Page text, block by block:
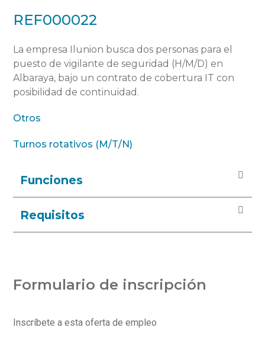
REF000022
La empresa Ilunion busca dos personas para el
puesto de vigilante de seguridad (H/M/D) en
Albaraya, bajo un contrato de cobertura IT con
posibilidad de continuidad.
Otros
Turnos rotativos (M/T/N)
Funciones
Requisitos
Formulario de inscripción
Inscríbete a esta oferta de empleo